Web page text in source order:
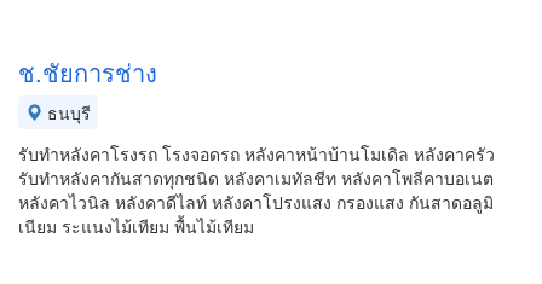
ช.ชัยการช่าง
ธนบุรี
รับทำหลังคาโรงรถ โรงจอดรถ หลังคาหน้าบ้านโมเดิล หลังคาครัว
รับทำหลังคากันสาดทุกชนิด หลังคาเมทัลชีท หลังคาโพลีคาบอเนต
หลังคาไวนิล หลังคาดีไลท์ หลังคาโปรงแสง กรองแสง กันสาดอลูมิ
เนียม ระแนงไม้เทียม พื้นไม้เทียม